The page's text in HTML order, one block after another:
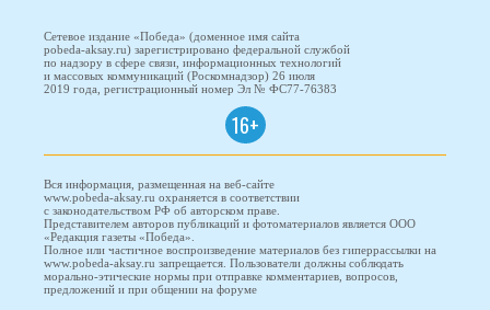
Сетевое издание «Победа» (доменное имя сайта
pobeda-aksay.ru) зарегистрировано федеральной службой
по надзору в сфере связи, информационных технологий
и массовых коммуникаций (Роскомнадзор) 26 июля
2019 года, регистрационный номер Эл № ФС77-76383
16+
Вся информация, размещенная на веб-сайте
www.pobeda-aksay.ru охраняется в соответствии
с законодательством РФ об авторском праве.
Представителем авторов публикаций и фотоматериалов является ООО
«Редакция газеты «Победа».
Полное или частичное воспроизведение материалов без гиперрассылки на
www.pobeda-aksay.ru запрещается. Пользователи должны соблюдать
морально-этические нормы при отправке комментариев, вопросов,
предложений и при общении на форуме